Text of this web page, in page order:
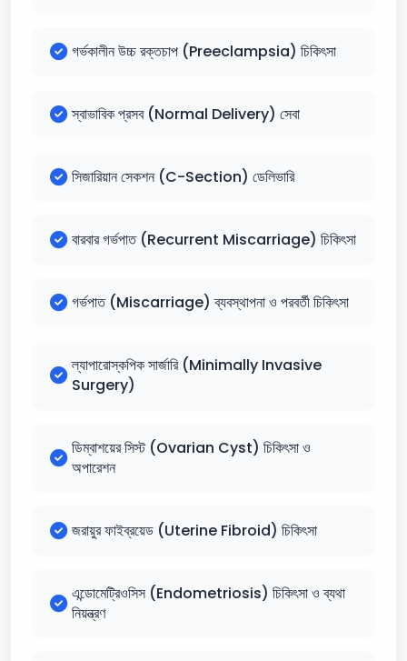
গর্ভকালীন উচ্চ রক্তচাপ (Preeclampsia) চিকিৎসা
স্বাভাবিক প্রসব (Normal Delivery) সেবা
সিজারিয়ান সেকশন (C-Section) ডেলিভারি
বারবার গর্ভপাত (Recurrent Miscarriage) চিকিৎসা
গর্ভপাত (Miscarriage) ব্যবস্থাপনা ও পরবর্তী চিকিৎসা
ল্যাপারোস্কপিক সার্জারি (Minimally Invasive
Surgery)
ডিম্বাশয়ের সিস্ট (Ovarian Cyst) চিকিৎসা ও
অপারেশন
জরায়ুর ফাইব্রয়েড (Uterine Fibroid) চিকিৎসা
এন্ডোমেট্রিওসিস (Endometriosis) চিকিৎসা ও ব্যথা
নিয়ন্ত্রণ